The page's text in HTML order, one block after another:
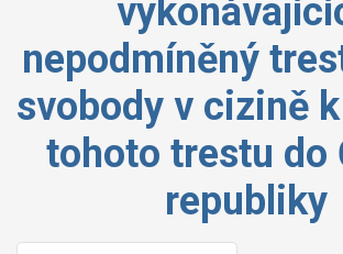
nepodmíněný
svobody v cizině
tohoto trestu do
republiky